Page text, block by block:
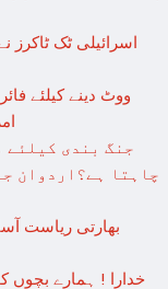
اسرائیلی ٹک ٹاکرز
ووٹ دینے کیلئے
جنگ بندی کیلئے
چاہتا ہے؟اردوان
بھارتی ریاست
خدارا ! ہمارے بچوں